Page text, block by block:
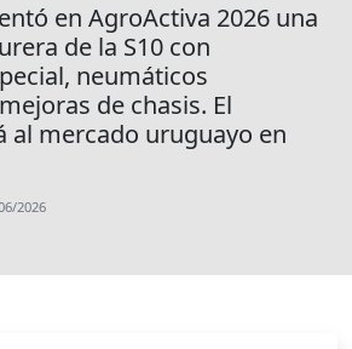
en AgroActiva 2026 una
de la S10 con
neumáticos
de chasis. El
al mercado uruguayo en
2026